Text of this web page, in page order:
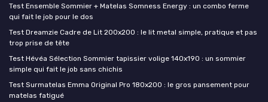
Test Ensemble Sommier + Matelas Somness Energy : un combo ferme
qui fait le job pour le dos
Test Dreamzie Cadre de Lit 200x200 : le lit metal simple, pratique et pas
trop prise de tête
Test Hévéa Sélection Sommier tapissier volige 140x190 : un sommier
simple qui fait le job sans chichis
Test Surmatelas Emma Original Pro 180x200 : le gros pansement pour
matelas fatigué